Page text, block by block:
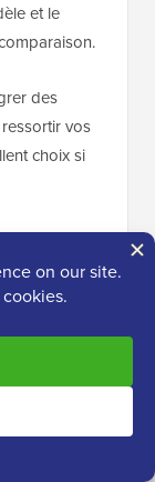
et le
des
vos
choix si
:
mobile
listes